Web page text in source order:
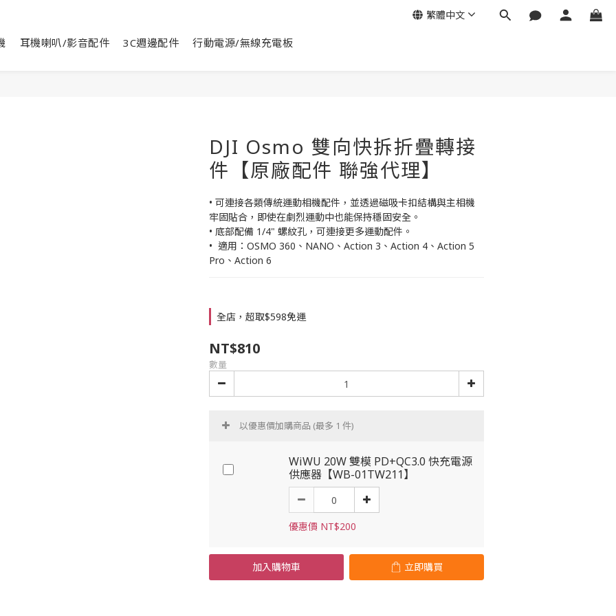
耳機喇叭/影音配件 3C週邊配件 行動電源/無線充電板
繁體中文
DJI Osmo 雙向快拆折疊轉接
件【原廠配件 聯強代理】
• 可連接各類傳統運動相機配件，並透過磁吸卡扣結構與主相機
牢固貼合，即使在劇烈運動中也能保持穩固安全。
• 底部配備 1/4" 螺紋孔，可連接更多運動配件。
•  適用：OSMO 360、NANO、Action 3、Action 4、Action 5
Pro、Action 6
全店，超取$598免運
NT$810
數量
以優惠價加購商品 (最多 1 件)
WiWU 20W 雙模 PD+QC3.0 快充電源
供應器【WB-01TW211】
優惠價 NT$200
加入購物車 立即購買